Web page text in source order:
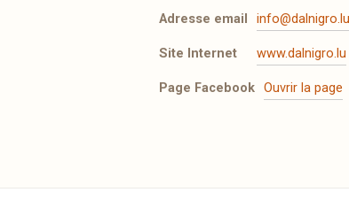
Adresse email info@dalnigro.lu
Site Internet www.dalnigro.lu
Page Facebook Ouvrir la page